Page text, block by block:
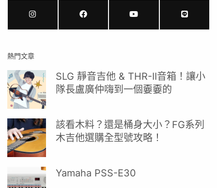
熱門文章
SLG 靜音吉他 & THR-II音箱！讓小
隊長盧廣仲嗨到一個嫑嫑的
該看木料？還是桶身大小？FG系列
木吉他選購全型號攻略！
Yamaha PSS-E30